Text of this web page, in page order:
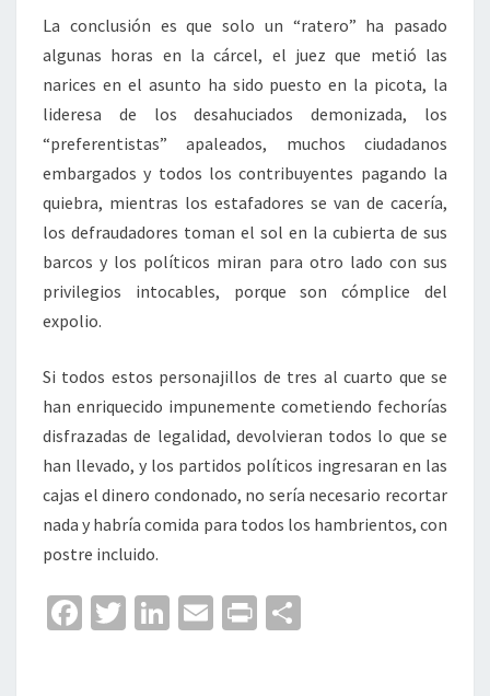
La conclusión es que solo un “ratero” ha pasado
algunas horas en la cárcel, el juez que metió las
narices en el asunto ha sido puesto en la picota, la
lideresa de los desahuciados demonizada, los
“preferentistas” apaleados, muchos ciudadanos
embargados y todos los contribuyentes pagando la
quiebra, mientras los estafadores se van de cacería,
los defraudadores toman el sol en la cubierta de sus
barcos y los políticos miran para otro lado con sus
privilegios intocables, porque son cómplice del
expolio.
Si todos estos personajillos de tres al cuarto que se
han enriquecido impunemente cometiendo fechorías
disfrazadas de legalidad, devolvieran todos lo que se
han llevado, y los partidos políticos ingresaran en las
cajas el dinero condonado, no sería necesario recortar
nada y habría comida para todos los hambrientos, con
postre incluido.
Fa T
Li
E
Pr